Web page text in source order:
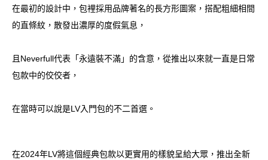
在最初的設計中，包裡採用品牌著名的長方形圖案，搭配粗細相間
的直條紋，散發出濃厚的度假氣息，
且Neverfull代表「永遠裝不滿」的含意，從推出以來就一直是日常
包款中的佼佼者，
在當時可以說是LV入門包的不二首選。
在2024年LV將這個經典包款以更實用的樣貌呈給大眾，推出全新